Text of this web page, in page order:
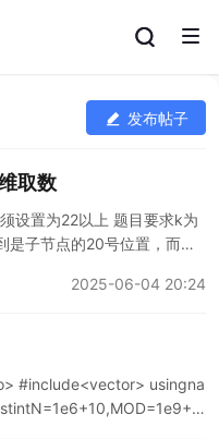
发布帖子
取数
设置为22以上 题目要求k为
子节点的20号位置，而非
，尽量开到22往上。 以后
2025-06-04 20:24
#include<vector> usingna